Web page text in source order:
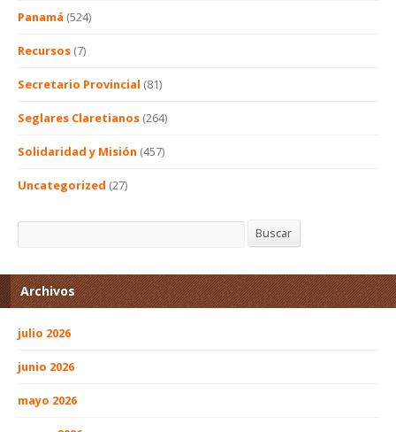
Panamá (524)
Recursos (7)
Secretario Provincial (81)
Seglares Claretianos (264)
Solidaridad y Misión (457)
Uncategorized (27)
Buscar Buscar
Archivos
julio 2026
junio 2026
mayo 2026